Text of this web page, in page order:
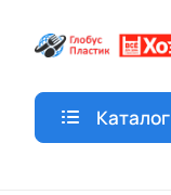
Каталог